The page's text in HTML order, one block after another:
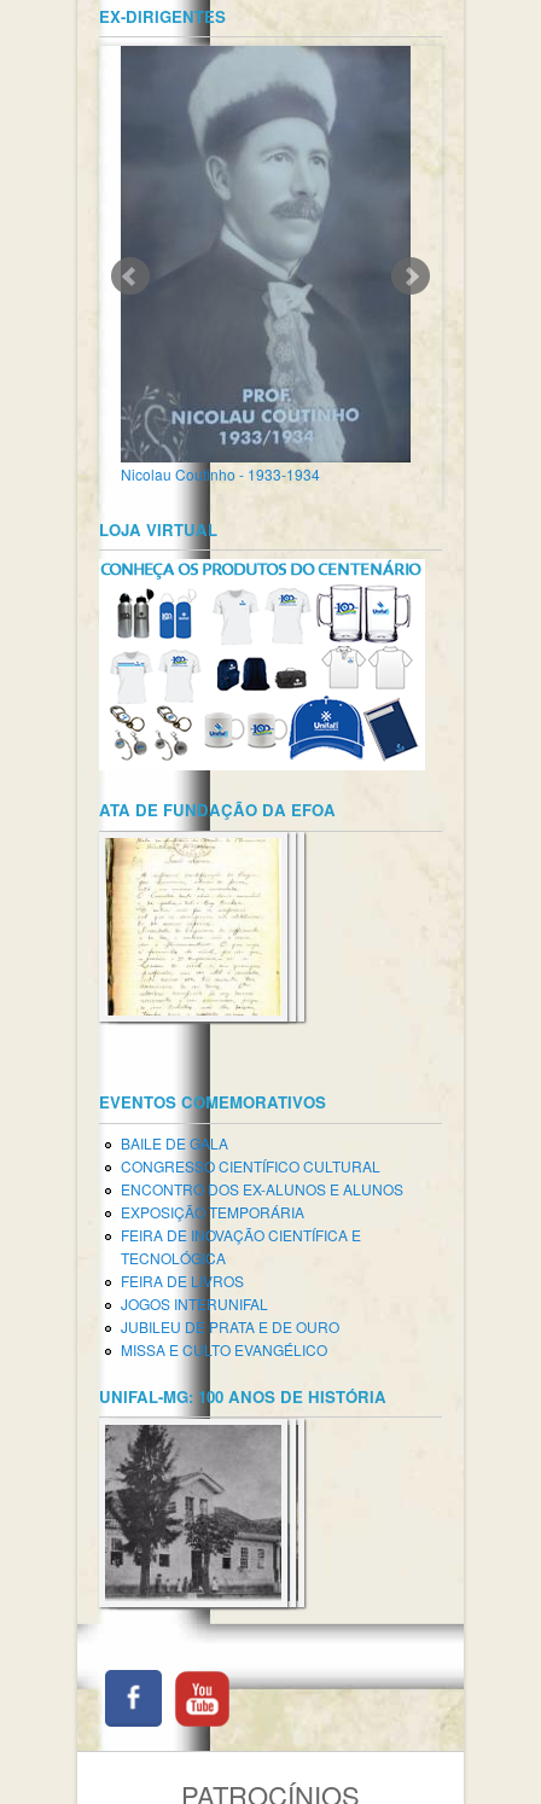
EX-DIRIGENTES
Nicolau Coutinho - 1933-1934
LOJA VIRTUAL
ATA DE FUNDAÇÃO DA EFOA
EVENTOS COMEMORATIVOS
BAILE DE GALA
CONGRESSO CIENTÍFICO CULTURAL
ENCONTRO DOS EX-ALUNOS E ALUNOS
EXPOSIÇÃO TEMPORÁRIA
FEIRA DE INOVAÇÃO CIENTÍFICA E
TECNOLÓGICA
FEIRA DE LIVROS
JOGOS INTERUNIFAL
JUBILEU DE PRATA E DE OURO
MISSA E CULTO EVANGÉLICO
UNIFAL-MG: 100 ANOS DE HISTÓRIA
PATROCÍNIOS